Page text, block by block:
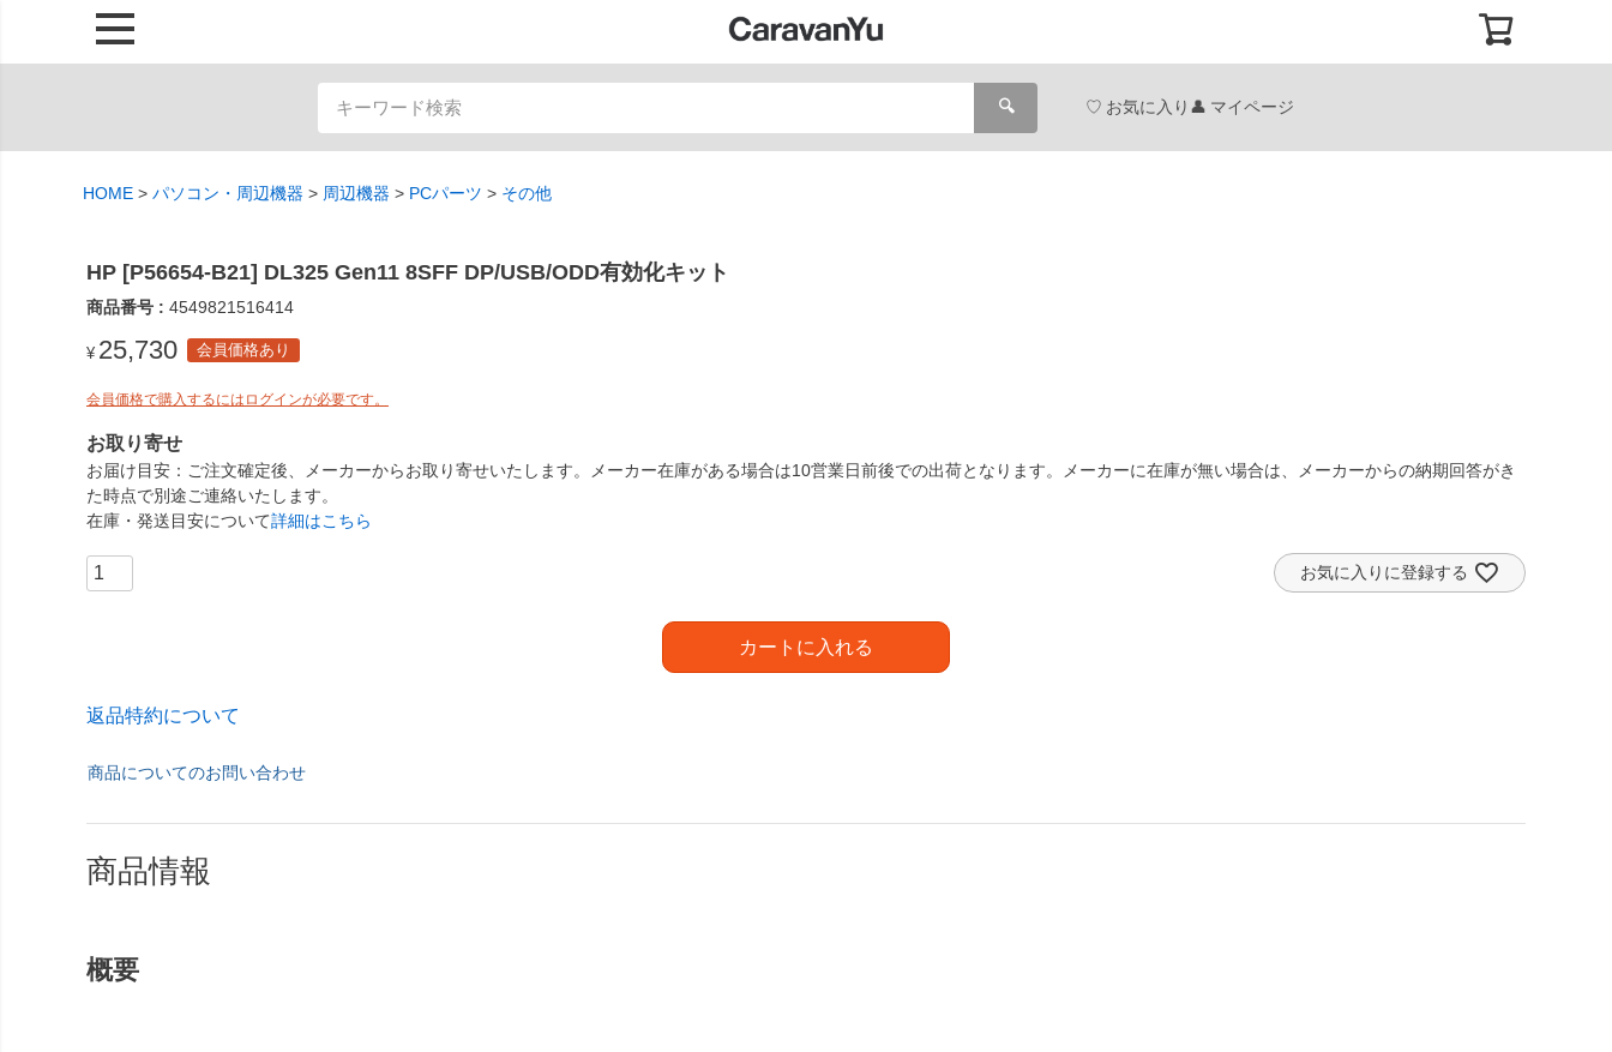
🔍 お気に入り マイページ
HOME パソコン・周辺機器 周辺機器 PCパーツ その他
HP [P56654-B21] DL325 Gen11 8SFF DP/USB/ODD有効化キット
商品番号 4549821516414
¥ 25,730 会員価格あり
会員価格で購入するにはログインが必要です。
お取り寄せ
お届け目安
ご注文確定後、メーカーからお取り寄せいたします。メーカー在庫がある場合は10営業日前後での出荷となります。メーカーに在庫が無い場合は、メーカーからの納期回答がき
た時点で別途ご連絡いたします。
在庫・発送目安について詳細はこちら
お気に入りに登録する
カートに入れる
返品特約について
商品についてのお問い合わせ
商品情報
概要